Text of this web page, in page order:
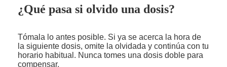
¿Qué pasa si olvido una dosis?
Tómala lo antes posible. Si ya se acerca la hora de
la siguiente dosis, omite la olvidada y continúa con tu
horario habitual. Nunca tomes una dosis doble para
compensar.